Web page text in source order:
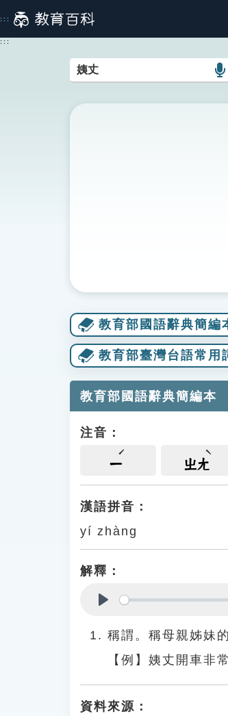
到
主
:::
:::
語
教育部國語辭典簡編
教育部臺灣台語常用
教育部國語辭典簡編本
注音：
ㄧ ㄓㄤ
漢語拼音：
yí zhàng
解釋：
稱謂。稱母親姊妹
【例】姨丈開車
資料來源：